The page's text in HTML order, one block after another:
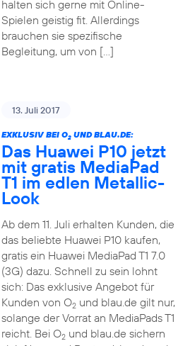
halten sich gerne mit Online-
Spielen geistig fit. Allerdings
brauchen sie spezifische
Begleitung, um von […]
13. Juli 2017
EXKLUSIV BEI O2UND BLAU.DE:
Das Huawei P10 jetzt
mit gratis MediaPad
T1 im edlen Metallic-
Look
Ab dem 11. Juli erhalten Kunden, die
das beliebte Huawei P10 kaufen,
gratis ein Huawei MediaPad T1 7.0
(3G) dazu. Schnell zu sein lohnt
sich: Das exklusive Angebot für
Kunden von O2und blau.de gilt nur,
solange der Vorrat an MediaPads T1
reicht. Bei O2und blau.de sichern